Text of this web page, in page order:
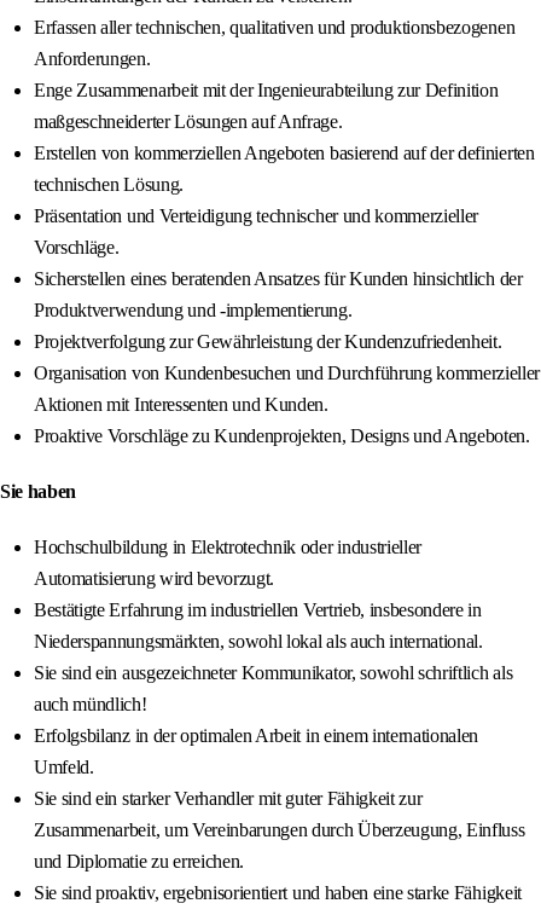
Erfassen aller technischen, qualitativen und produktionsbezogenen
Anforderungen.
Enge Zusammenarbeit mit der Ingenieurabteilung zur Definition
maßgeschneiderter Lösungen auf Anfrage.
Erstellen von kommerziellen Angeboten basierend auf der definierten
technischen Lösung.
Präsentation und Verteidigung technischer und kommerzieller
Vorschläge.
Sicherstellen eines beratenden Ansatzes für Kunden hinsichtlich der
Produktverwendung und -implementierung.
Projektverfolgung zur Gewährleistung der Kundenzufriedenheit.
Organisation von Kundenbesuchen und Durchführung kommerzieller
Aktionen mit Interessenten und Kunden.
Proaktive Vorschläge zu Kundenprojekten, Designs und Angeboten.
Sie haben
Hochschulbildung in Elektrotechnik oder industrieller
Automatisierung wird bevorzugt.
Bestätigte Erfahrung im industriellen Vertrieb, insbesondere in
Niederspannungsmärkten, sowohl lokal als auch international.
Sie sind ein ausgezeichneter Kommunikator, sowohl schriftlich als
auch mündlich!
Erfolgsbilanz in der optimalen Arbeit in einem internationalen
Umfeld.
Sie sind ein starker Verhandler mit guter Fähigkeit zur
Zusammenarbeit, um Vereinbarungen durch Überzeugung, Einfluss
und Diplomatie zu erreichen.
Sie sind proaktiv, ergebnisorientiert und haben eine starke Fähigkeit